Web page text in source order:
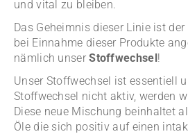
und vital zu bleiben.
Das Geheimnis dieser Linie ist
bei Einnahme dieser Produkte
nämlich unserStoffwechsel!
Unser Stoffwechsel ist essentiell
Stoffwechsel nicht aktiv, werden
Diese neue Mischung beinhaltet
Öle die sich positiv auf einen